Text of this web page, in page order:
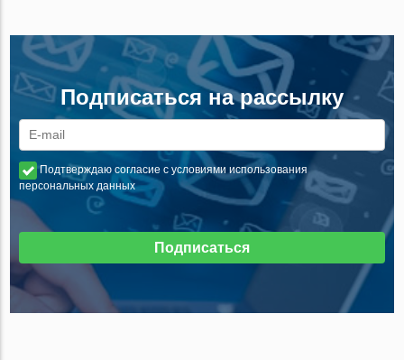
Подписаться на рассылку
Подтверждаю согласие с условиями использования
персональных данных
Подписаться